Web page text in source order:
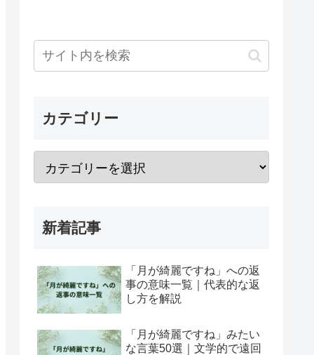
カテゴリー
新着記事
「月が綺麗ですね」への返
事の意味一覧｜代表的な返
し方を解説
「月が綺麗ですね」みたい
な言葉50選｜文学的で遠回